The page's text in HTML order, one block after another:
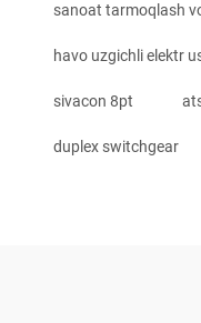
sanoat tarmoqlash
havo uzgichli elektr
sivacon 8pt
duplex switchgear